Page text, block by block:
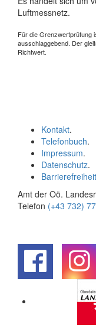
Luftmessnetz.
Für die Grenzwertprüfung
ausschlaggebend. Der
Richtwert.
Kontakt.
Telefonbuch.
Impressum.
Datenschutz.
Barrierefreiheit
Amt der Oö.
Telefon (+43 732)